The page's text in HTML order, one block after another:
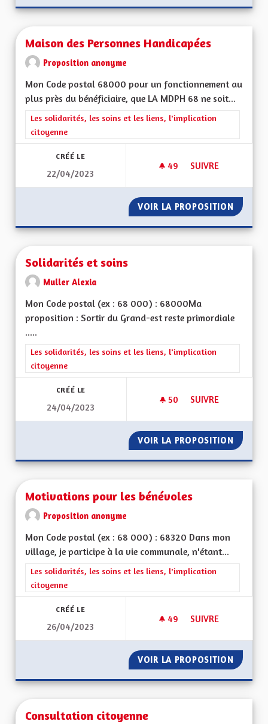
Maison des Personnes Handicapées
Proposition anonyme
Mon Code postal 68000 pour un fonctionnement au
plus près du bénéficiaire, que LA MDPH 68 ne soit...
Filtrer les résultats de la catégorie : Les solidarités, les soins
Les solidarités, les soins et les liens, l'implication
citoyenne
CRÉÉ LE
22/04/2023
49 49 ABONNÉS
SUIVRE
VOIR LA PROPOSITION
Solidarités et soins
Muller Alexia
Mon Code postal (ex : 68 000) : 68000Ma
proposition : Sortir du Grand-est reste primordiale
.....
Filtrer les résultats de la catégorie : Les solidarités, les soins
Les solidarités, les soins et les liens, l'implication
citoyenne
CRÉÉ LE
24/04/2023
50 50 ABONNÉS
SUIVRE
VOIR LA PROPOSITION
Motivations pour les bénévoles
Proposition anonyme
Mon Code postal (ex : 68 000) : 68320 Dans mon
village, je participe à la vie communale, n'étant...
Filtrer les résultats de la catégorie : Les solidarités, les soins
Les solidarités, les soins et les liens, l'implication
citoyenne
CRÉÉ LE
26/04/2023
49 49 ABONNÉS
SUIVRE
VOIR LA PROPOSITION
Consultation citoyenne